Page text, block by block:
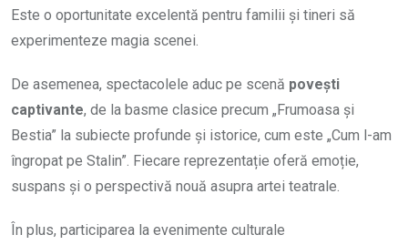
Este o oportunitate excelentă pentru familii și tineri să
experimenteze magia scenei.
De asemenea, spectacolele aduc pe scenă povești
captivante, de la basme clasice precum „Frumoasa și
Bestia” la subiecte profunde și istorice, cum este „Cum l-am
îngropat pe Stalin”. Fiecare reprezentație oferă emoție,
suspans și o perspectivă nouă asupra artei teatrale.
În plus, participarea la evenimente culturale